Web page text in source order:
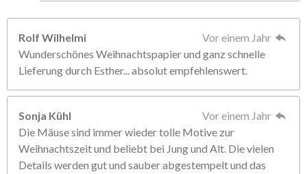
Rolf Wilhelmi
Vor einem Jahr
Wunderschönes Weihnachtspapier und ganz schnelle
Lieferung durch Esther... absolut empfehlenswert.
Sonja Kühl
Vor einem Jahr
Die Mäuse sind immer wieder tolle Motive zur
Weihnachtszeit und beliebt bei Jung und Alt. Die vielen
Details werden gut und sauber abgestempelt und das